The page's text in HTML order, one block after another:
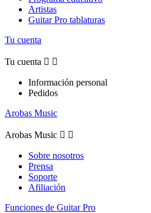
Artistas
Guitar Pro tablaturas
Tu cuenta
Tu cuenta  
Información personal
Pedidos
Arobas Music
Arobas Music  
Sobre nosotros
Prensa
Soporte
Afiliación
Funciones de Guitar Pro